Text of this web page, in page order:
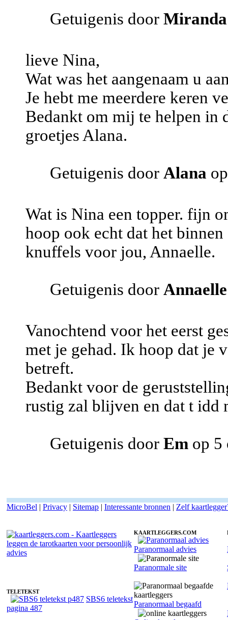
Getuigenis door Miranda
lieve Nina,
Wat was het aangenaam u
Je hebt me meerdere keren
Bedankt om mij te helpen in
groetjes Alana.
Getuigenis door Alana
Wat is Nina een topper. fijn
hoop ook echt dat het
knuffels voor jou, Annaelle.
Getuigenis door Annaelle
Vanochtend voor het eerst
met je gehad. Ik hoop dat je
betreft.
Bedankt voor de
rustig zal blijven en dat t idd
Getuigenis door Em op 5
MicroBel | Privacy | Sitemap | Interessante bronnen | Zelf
TELETEKST
SBS6 teletekst
pagina 487
KAARTLEGGERS.COM
Paranormaal advies
Paranormale site
Paranormaal begaafd